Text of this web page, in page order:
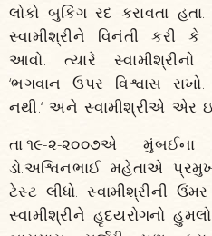
લોકો બુકિંગ રદ કરાવતા
સ્વામીશ્રીને વિનંતી કરી
આવો. ત્યારે સ્વામીશ્રીનો
‘ભગવાન ઉપર વિશ્વાસ
નથી.‘ અને સ્વામીશ્રીએ એર
તા.૧૯-૨-૨૦૦૭એ મુંબઈના
ડો.અશ્વિનભાઈ મહેતાએ
ટેસ્ટ લીધો. સ્વામીશ્રીની
સ્વામીશ્રીને હૃદયરોગનો